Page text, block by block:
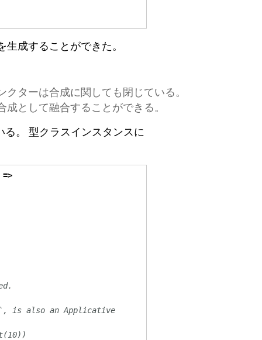
生成することができた。
ターは合成に関しても閉じている。
として融合することができる。
。 型クラスインスタンスに
=>
is also an Applicative